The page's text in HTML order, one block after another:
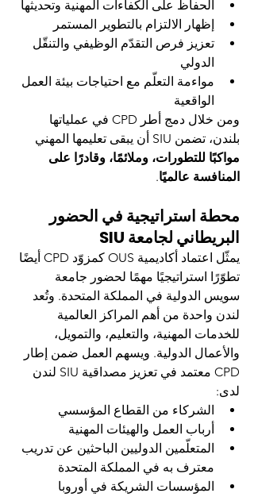
الحفاظ على الكفاءات المهنية وتحديثها
إظهار الالتزام بالتطوير المستمر
تعزيز فرص التقدّم الوظيفي والتنقّل
الدولي
مواءمة التعلّم مع احتياجات بيئة العمل
الواقعية
ومن خلال دمج أطر CPD في عملياتها
بلندن، تضمن SIU أن يبقى تعليمها المهني
مواكبًا للتطورات، وملائمًا، وقادرًا على
المنافسة عالميًا.
محطة استراتيجية في الحضور
البريطاني لجامعة SIU
يمثّل اعتماد أكاديمية OUS كمزوّد CPD أيضًا
تطوّرًا استراتيجيًا مهمًا لحضور جامعة
سويس الدولية في المملكة المتحدة. وتُعد
لندن واحدة من أهم المراكز العالمية
للخدمات المهنية، والتعليم، والتمويل،
والأعمال الدولية. ويسهم العمل ضمن إطار
CPD معتمد في تعزيز مصداقية SIU لندن
لدى:
الشركاء من القطاع المؤسسي
أرباب العمل والهيئات المهنية
المتعلّمين الدوليين الباحثين عن تدريب
معترف به في المملكة المتحدة
المؤسسات الشريكة في أوروبا